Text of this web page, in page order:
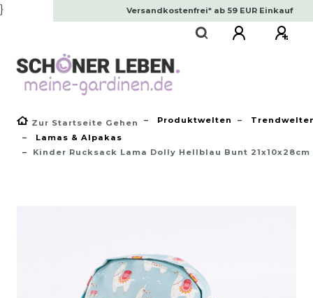
} Versandkostenfrei* ab 59 EUR Einkauf
Zur Startseite Gehen Produktwelten
Lamas & Alpakas
Kinder Rucksack Lama Dolly Hellblau Bunt 21x10x28cm